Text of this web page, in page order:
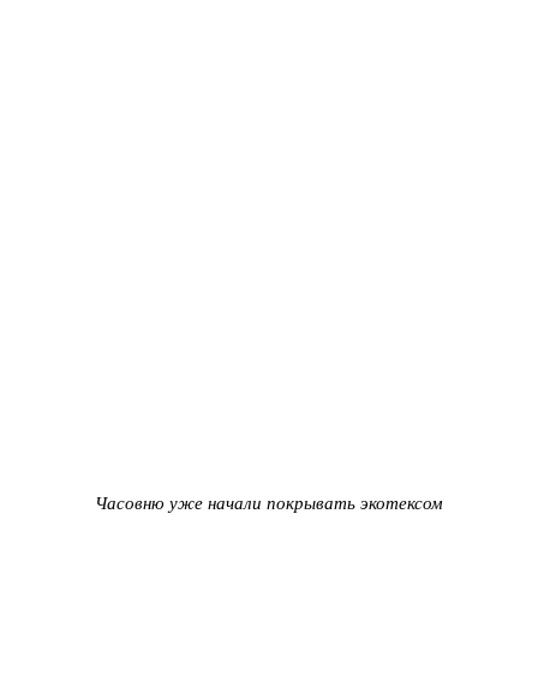
Часовню уже начали покрывать экотексом